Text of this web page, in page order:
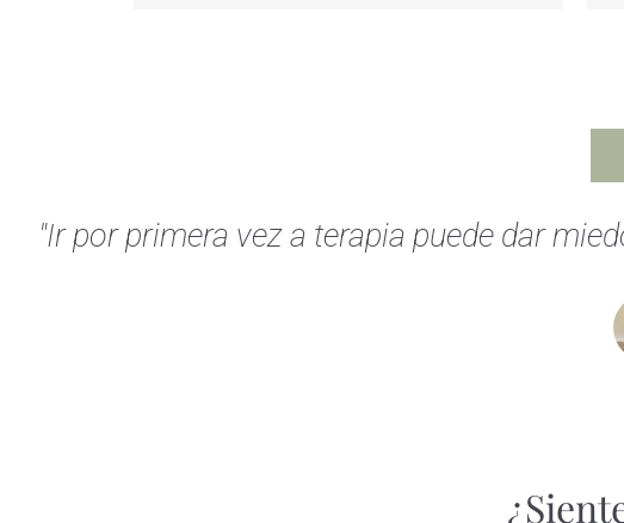
"Ir por primera vez a terapia puede dar